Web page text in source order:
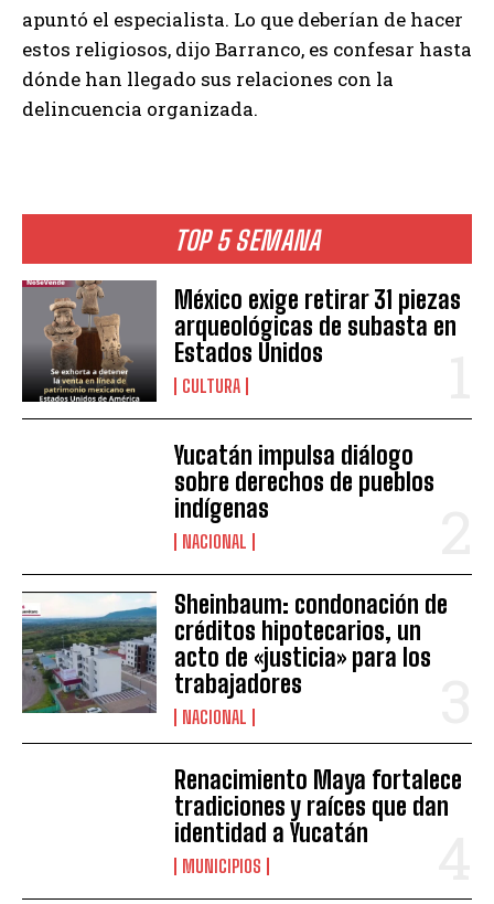
TOP 5 SEMANA
México exige retirar 31 piezas
arqueológicas de subasta en
Estados Unidos
CULTURA
Yucatán impulsa diálogo
sobre derechos de pueblos
indígenas
NACIONAL
Sheinbaum: condonación de
créditos hipotecarios, un
acto de «justicia» para los
trabajadores
NACIONAL
Renacimiento Maya fortalece
tradiciones y raíces que dan
identidad a Yucatán
MUNICIPIOS
apuntó el especialista. Lo que deberían de hacer
estos religiosos, dijo Barranco, es confesar hasta
dónde han llegado sus relaciones con la
delincuencia organizada.